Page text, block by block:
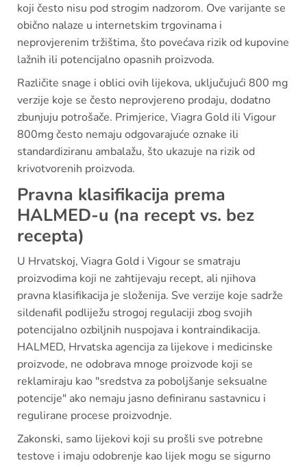
koji često nisu pod strogim nadzorom. Ove varijante se
obično nalaze u internetskim trgovinama i
neprovjerenim tržištima, što povećava rizik od kupovine
lažnih ili potencijalno opasnih proizvoda.
Različite snage i oblici ovih lijekova, uključujući 800 mg
verzije koje se često neprovjereno prodaju, dodatno
zbunjuju potrošače. Primjerice, Viagra Gold ili Vigour
800mg često nemaju odgovarajuće oznake ili
standardiziranu ambalažu, što ukazuje na rizik od
krivotvorenih proizvoda.
Pravna klasifikacija prema
HALMED-u (na recept vs. bez
recepta)
U Hrvatskoj, Viagra Gold i Vigour se smatraju
proizvodima koji ne zahtijevaju recept, ali njihova
pravna klasifikacija je složenija. Sve verzije koje sadrže
sildenafil podliježu strogoj regulaciji zbog svojih
potencijalno ozbiljnih nuspojava i kontraindikacija.
HALMED, Hrvatska agencija za lijekove i medicinske
proizvode, ne odobrava mnoge proizvode koji se
reklamiraju kao "sredstva za poboljšanje seksualne
potencije" ako nemaju jasno definiranu sastavnicu i
regulirane procese proizvodnje.
Zakonski, samo lijekovi koji su prošli sve potrebne
testove i imaju odobrenje kao lijek mogu se sigurno